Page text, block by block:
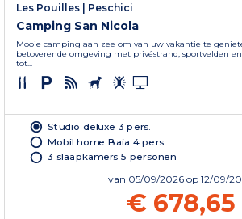
Les Pouilles | Peschici
Camping San Nicola
Mooie camping aan zee om van uw vakantie te
betoverende omgeving met privéstrand, sportvelden
tot...
Studio deluxe 3 pers.
Mobil home Baia 4 pers.
3 slaapkamers 5 personen
van 05/09/2026 op 12/09/
€ 678,65